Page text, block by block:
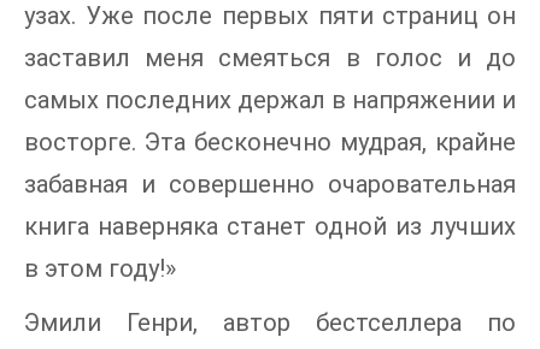
узах. Уже после первых пяти страниц он
заставил меня смеяться в голос и до
самых последних держал в напряжении и
восторге. Эта бесконечно мудрая, крайне
забавная и совершенно очаровательная
книга наверняка станет одной из лучших
в этом году!»
Эмили Генри, автор бестселлера по